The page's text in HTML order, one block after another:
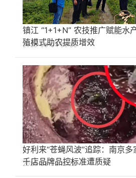
镇江 “1+1+N” 农技推广赋能水
殖模式助农提质增效
2026-08-04 09:35
好利来“苍蝇风波”追踪：南京多
千店品牌品控标准遭质疑
2026-08-03 15:22